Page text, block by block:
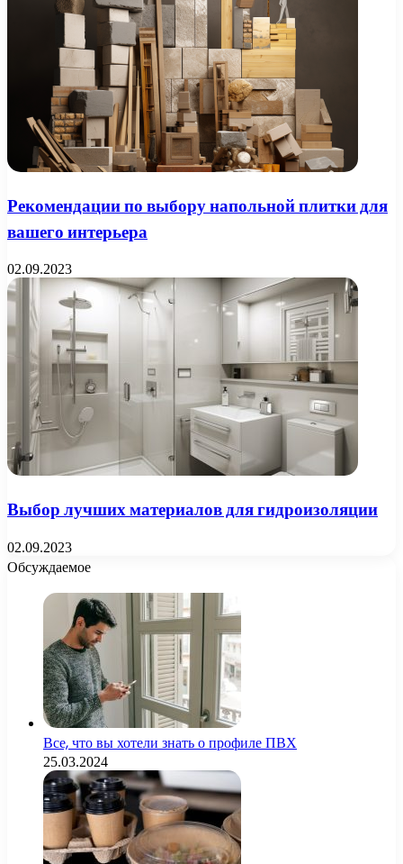
Рекомендации по выбору напольной плитки для
вашего интерьера
02.09.2023
Выбор лучших материалов для гидроизоляции
02.09.2023
Обсуждаемое
Все, что вы хотели знать о профиле ПВХ
25.03.2024